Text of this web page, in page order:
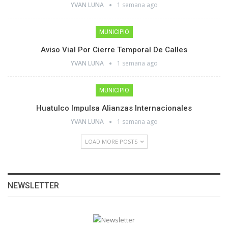
YVAN LUNA 1 semana ago
MUNICIPIO
Aviso Vial Por Cierre Temporal De Calles
YVAN LUNA 1 semana ago
MUNICIPIO
Huatulco Impulsa Alianzas Internacionales
YVAN LUNA 1 semana ago
LOAD MORE POSTS
NEWSLETTER